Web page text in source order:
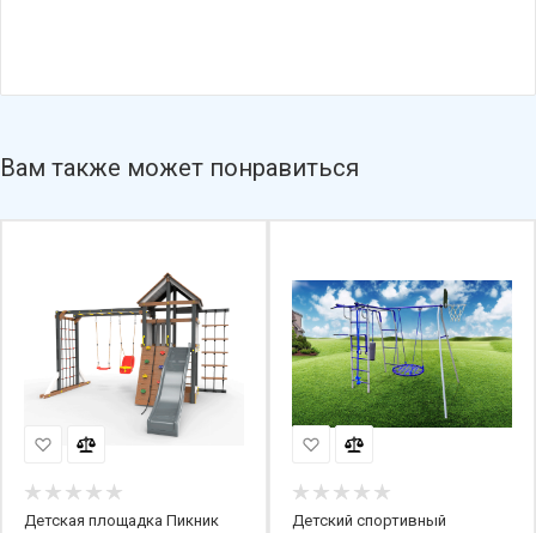
Вам также может понравиться
Детская площадка Пикник
Детский спортивный